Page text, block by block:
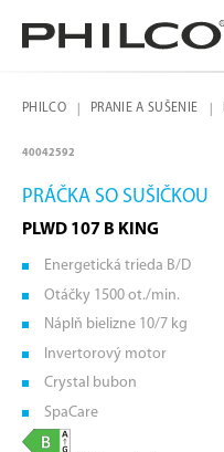
PHILCO PRANIE A SUŠENIE
40042592
PRÁČKA SO SUŠIČKOU
PLWD 107 B KING
Energetická trieda B/D
Otáčky 1500 ot./min.
Náplň bielizne 10/7 kg
Invertorový motor
Crystal bubon
SpaCare